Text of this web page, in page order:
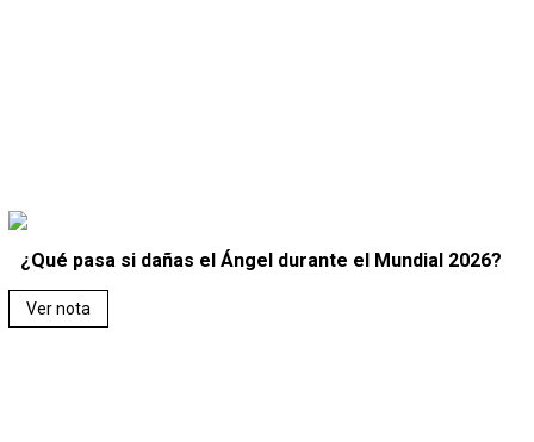
¿Qué pasa si dañas el Ángel durante el Mundial 2026?
Ver nota